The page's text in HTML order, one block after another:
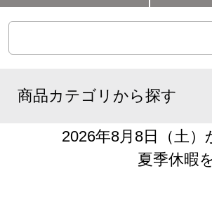
商品カテゴリから探す
2026年8月8日（土
夏季休暇